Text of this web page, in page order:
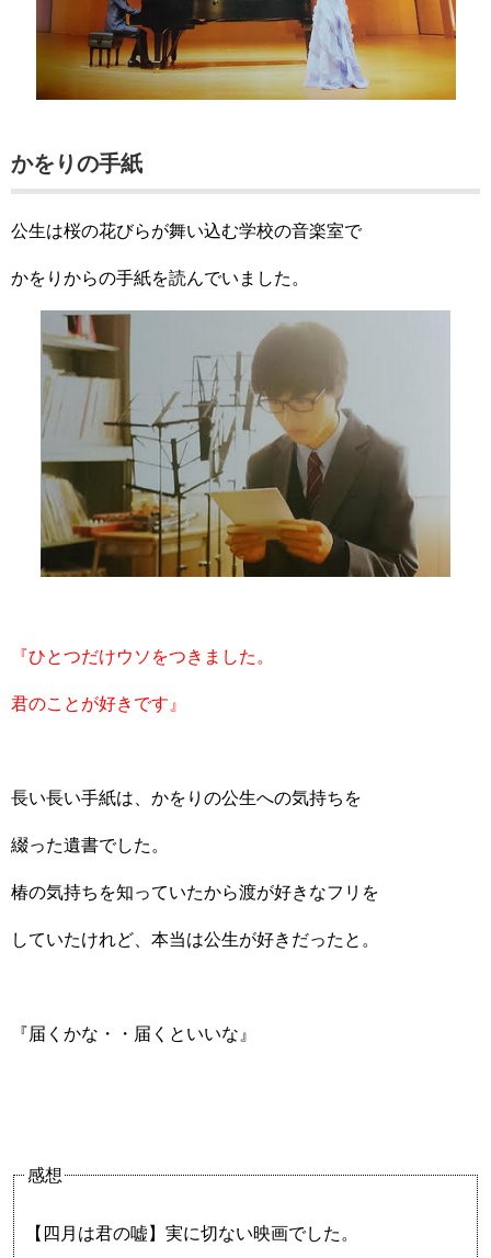
かをりの手紙
公生は桜の花びらが舞い込む学校の音楽室で
かをりからの手紙を読んでいました。
『ひとつだけウソをつきました。
君のことが好きです』
長い長い手紙は、かをりの公生への気持ちを
綴った遺書でした。
椿の気持ちを知っていたから渡が好きなフリを
していたけれど、本当は公生が好きだったと。
『届くかな・・届くといいな』
感想
【四月は君の嘘】実に切ない映画でした。